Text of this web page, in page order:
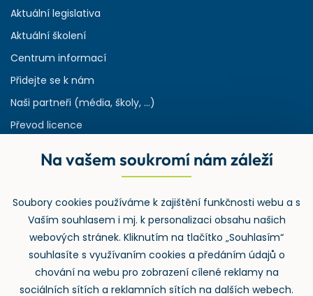
Aktuální legislativa
Aktuální školení
Centrum informací
Přidejte se k nám
Naši partneři (média, školy, ...)
Převod licence
Rejstřík používaných zkratek v odpadech
Zpětný odběr
Na vašem soukromí nám záleží
Soubory cookies používáme k zajištění funkčnosti webu a s
Vaším souhlasem i mj. k personalizaci obsahu našich
webových stránek. Kliknutím na tlačítko „Souhlasím“
souhlasíte s využívaním cookies a předáním údajů o
chování na webu pro zobrazení cílené reklamy na
sociálních sítích a reklamních sítích na dalších webech.